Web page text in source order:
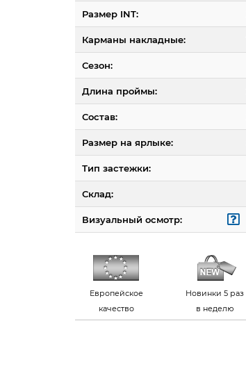
Размер INT:
Карманы накладные:
Сезон:
Длина проймы:
Состав:
Размер на ярлыке:
Тип застежки:
Склад:
Визуальный осмотр:
Европейское
качество
Новинки 5 раз
в неделю